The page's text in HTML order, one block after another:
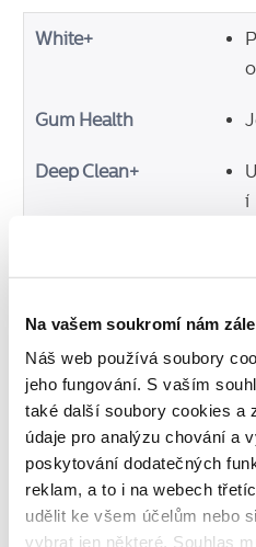
Na vašem soukromí nám
Náš web používá soubory
jeho fungování. S vaším
také další soubory cookies a
údaje pro analýzu chování a
poskytování dodatečných
reklam, a to i na webech
udělit ke všem účelům nebo
vybrat jen některé. Souhlas
White+
Gum Health
Deep Clean+
í
Výkon čištění
Odstraňování zubníh
o plaku
Bělení